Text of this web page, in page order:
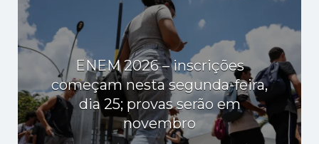
ENEM 2026 – inscrições
começam nesta segunda-feira,
dia 25; provas serão em
novembro